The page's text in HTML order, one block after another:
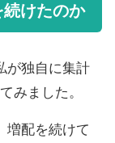
けたのか
が独自に集計
みました。
増配を続けて